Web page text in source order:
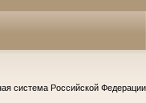
система Российской